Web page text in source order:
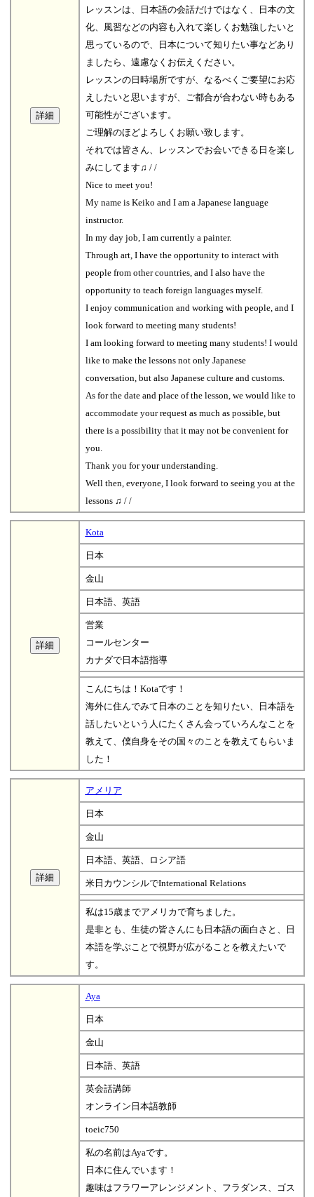
レッスンは、日本語の会話だけではなく、日本の文
化、風習などの内容も入れて楽しくお勉強したいと
思っているので、日本について知りたい事などあり
ましたら、遠慮なくお伝えください。
レッスンの日時場所ですが、なるべくご要望にお応
えしたいと思いますが、ご都合が合わない時もある
可能性がございます。
ご理解のほどよろしくお願い致します。
それでは皆さん、レッスンでお会いできる日を楽し
みにしてます♫ / /
Nice to meet you!
My name is Keiko and I am a Japanese language
instructor.
In my day job, I am currently a painter.
Through art, I have the opportunity to interact with
people from other countries, and I also have the
opportunity to teach foreign languages myself.
I enjoy communication and working with people, and I
look forward to meeting many students!
I am looking forward to meeting many students! I would
like to make the lessons not only Japanese
conversation, but also Japanese culture and customs.
As for the date and place of the lesson, we would like to
accommodate your request as much as possible, but
there is a possibility that it may not be convenient for
you.
Thank you for your understanding.
Well then, everyone, I look forward to seeing you at the
lessons ♫ / /
Kota
日本
金山
日本語、英語
営業
コールセンター
カナダで日本語指導
こんにちは！Kotaです！
海外に住んでみて日本のことを知りたい、日本語を
話したいという人にたくさん会っていろんなことを
教えて、僕自身をその国々のことを教えてもらいま
した！
アメリア
日本
金山
日本語、英語、ロシア語
米日カウンシルでInternational Relations
私は15歳までアメリカで育ちました。
是非とも、生徒の皆さんにも日本語の面白さと、日
本語を学ぶことで視野が広がることを教えたいで
す。
Aya
日本
金山
日本語、英語
英会話講師
オンライン日本語教師
toeic750
私の名前はAyaです。
日本に住んでいます！
趣味はフラワーアレンジメント、フラダンス、ゴス